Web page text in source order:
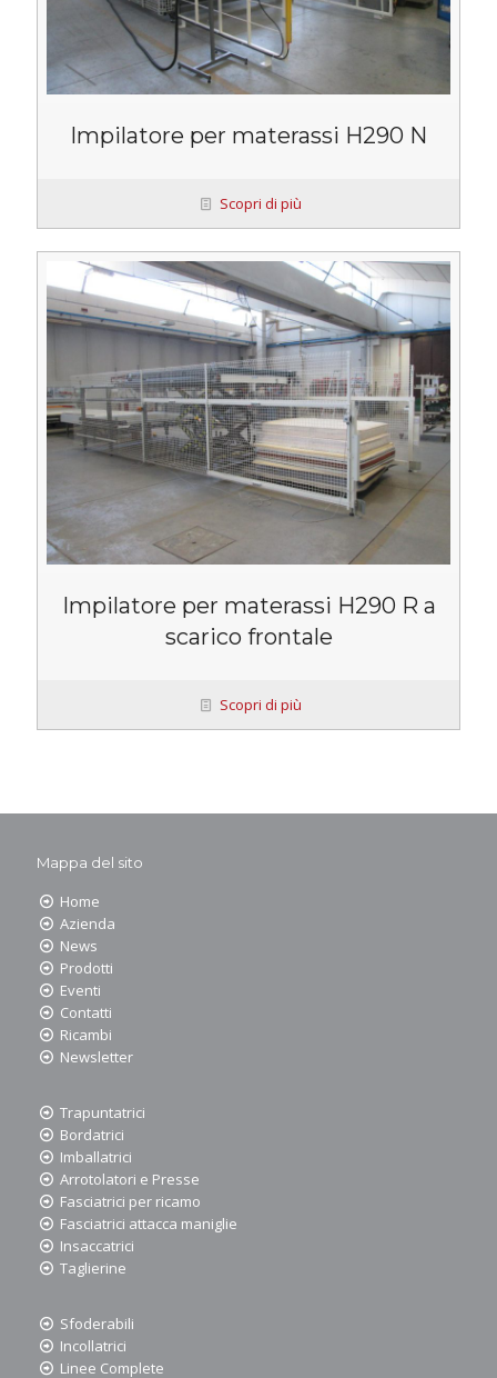
Impilatore per materassi H290 N
Scopri di più
Impilatore per materassi H290 R a
scarico frontale
Scopri di più
Mappa del sito
Home
Azienda
News
Prodotti
Eventi
Contatti
Ricambi
Newsletter
Trapuntatrici
Bordatrici
Imballatrici
Arrotolatori e Presse
Fasciatrici per ricamo
Fasciatrici attacca maniglie
Insaccatrici
Taglierine
Sfoderabili
Incollatrici
Linee Complete